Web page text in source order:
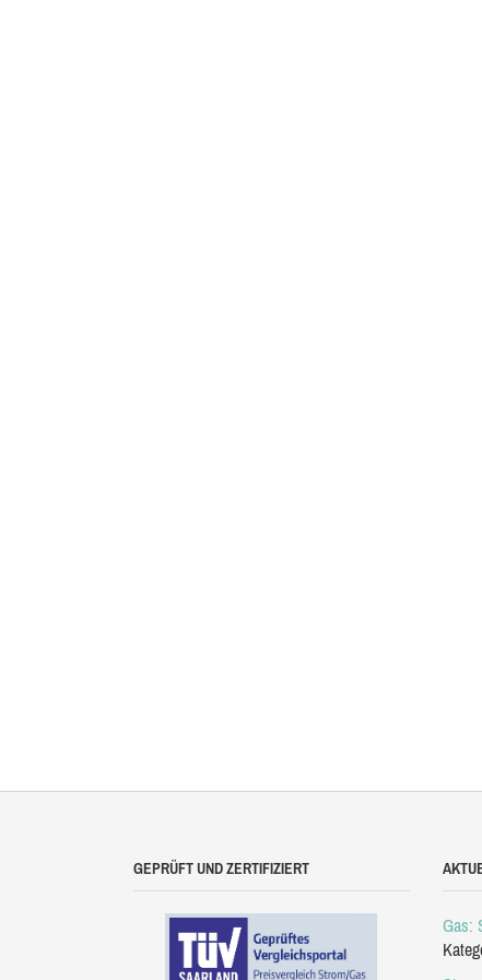
GEPRÜFT UND ZERTIFIZIERT
Gas: